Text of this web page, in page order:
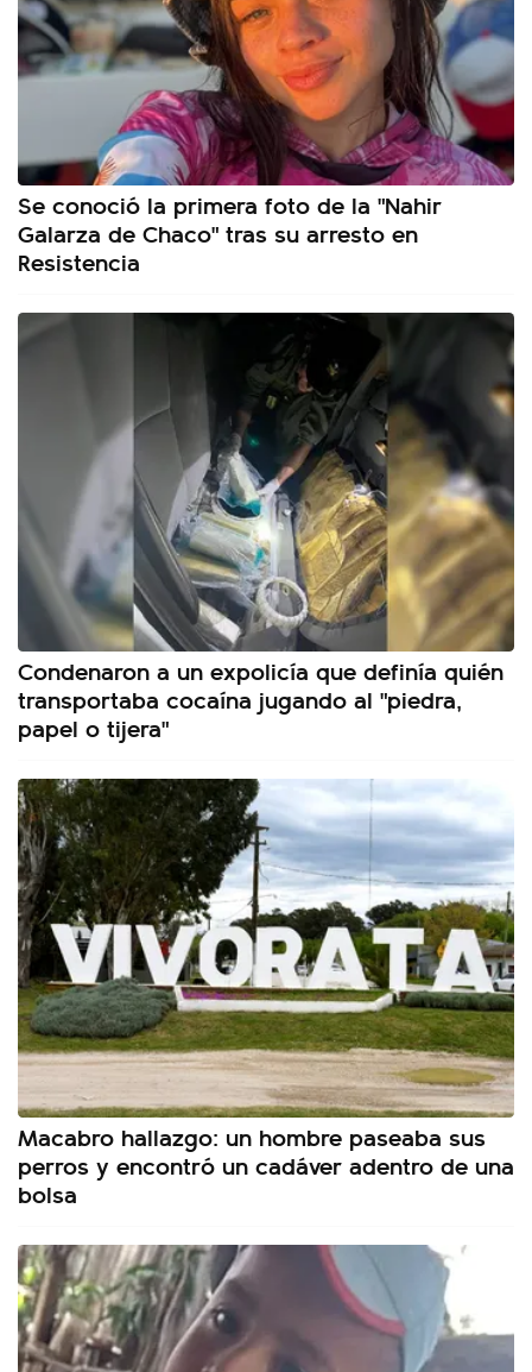
Se conoció la primera foto de la "Nahir
Galarza de Chaco" tras su arresto en
Resistencia
Condenaron a un expolicía que definía quién
transportaba cocaína jugando al "piedra,
papel o tijera"
Macabro hallazgo: un hombre paseaba sus
perros y encontró un cadáver adentro de una
bolsa